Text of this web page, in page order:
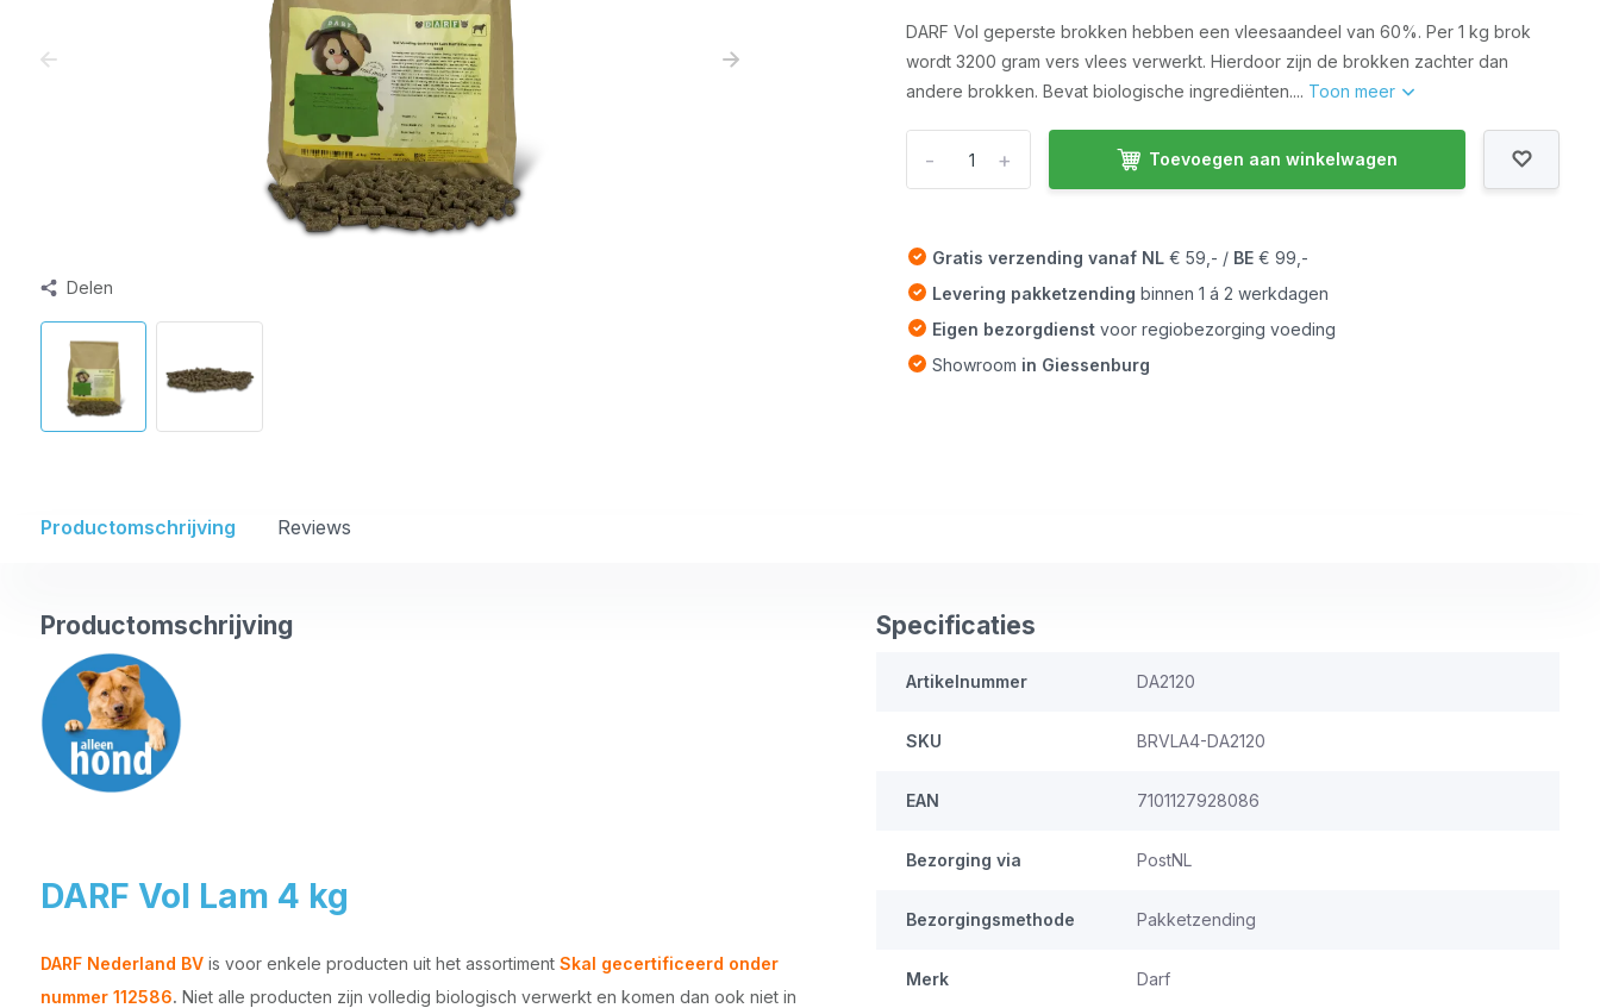
Delen
DARF Vol geperste brokken hebben een vleesaandeel van 60%. Per 1 kg brok
wordt 3200 gram vers vlees verwerkt. Hierdoor zijn de brokken zachter dan
andere brokken. Bevat biologische ingrediënten.... Toon meer
+
- Toevoegen aan winkelwagen
Gratis verzending vanaf NL € 59,- / BE € 99,-
Levering pakketzendingbinnen 1 á 2 werkdagen
Eigen bezorgdienstvoor regiobezorging voeding
Showroom in Giessenburg
Productomschrijving Reviews
Productomschrijving
DARF Vol Lam 4 kg
DARF Nederland BVis voor enkele producten uit het assortiment Skal gecertificeerd onder
nummer 112586. Niet alle producten zijn volledig biologisch verwerkt en komen dan ook niet in
Specificaties
Artikelnummer DA2120
SKU BRVLA4-DA2120
EAN 7101127928086
Bezorging via PostNL
Bezorgingsmethode Pakketzending
Merk Darf